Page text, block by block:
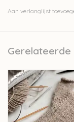
Aan verlanglijst
Gerelateerde